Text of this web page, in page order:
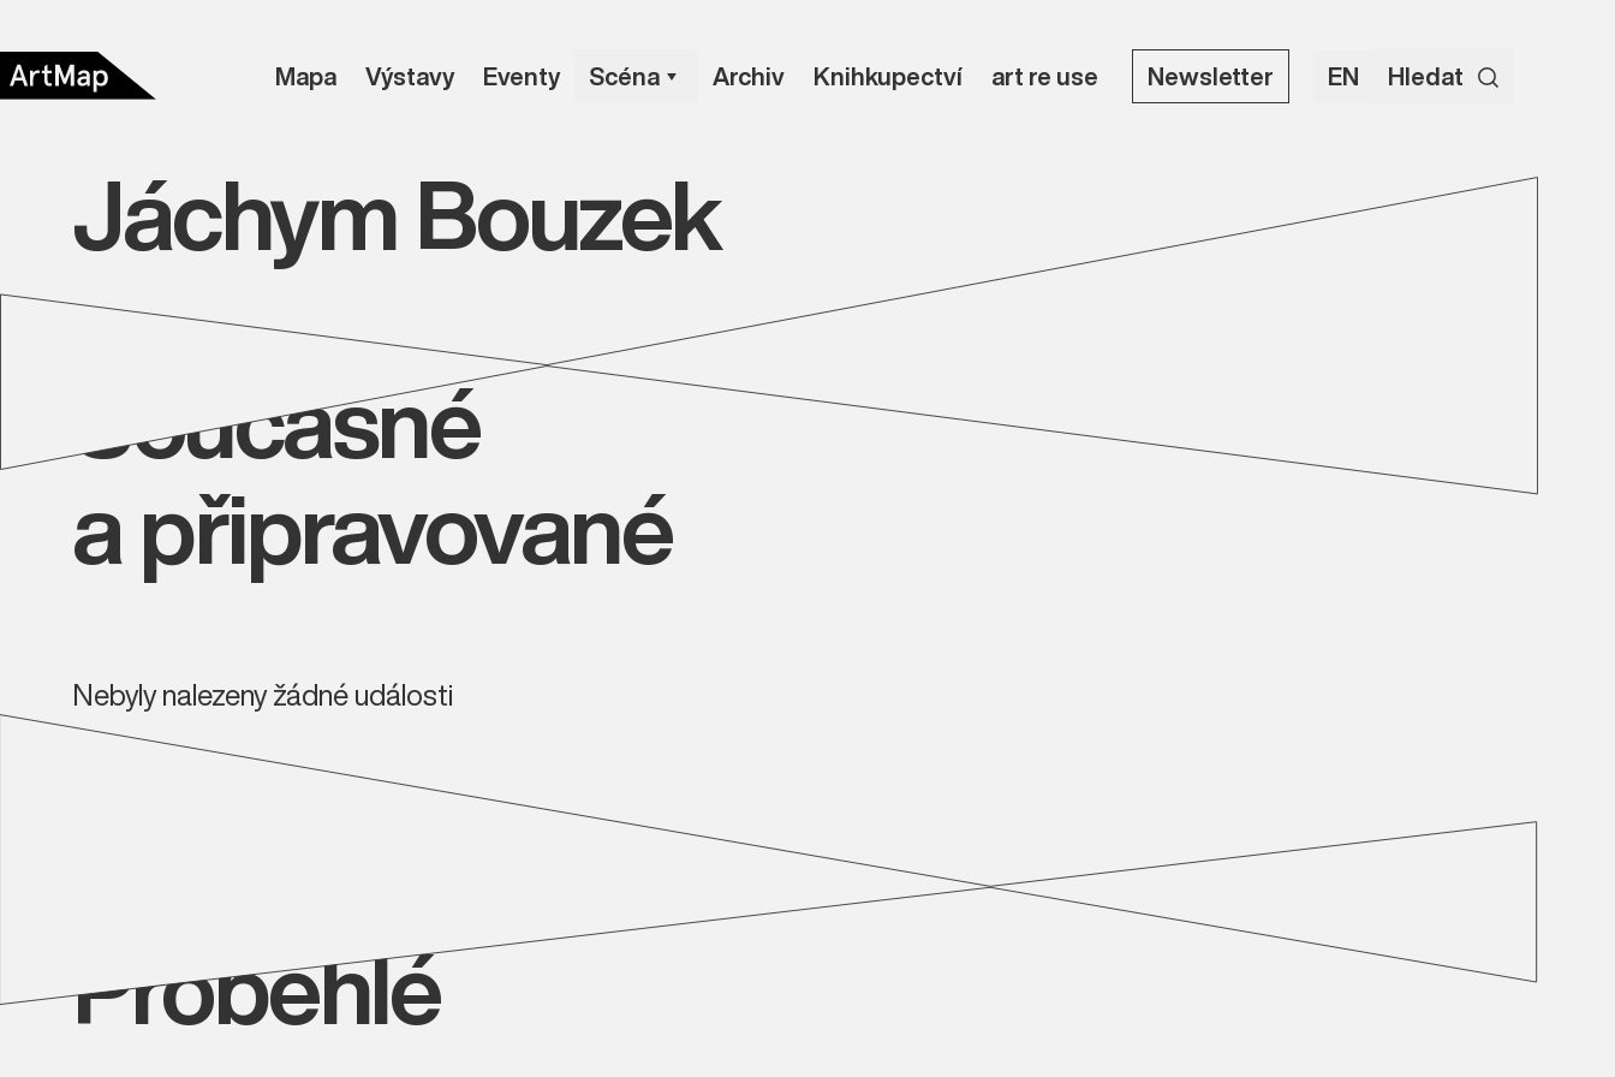
Mapa Výstavy Eventy Scéna Archiv Knihkupectví art re use Newsletter EN Hledat
Jáchym Bouzek
Současné
a připravované
Nebyly nalezeny žádné události
Proběhlé